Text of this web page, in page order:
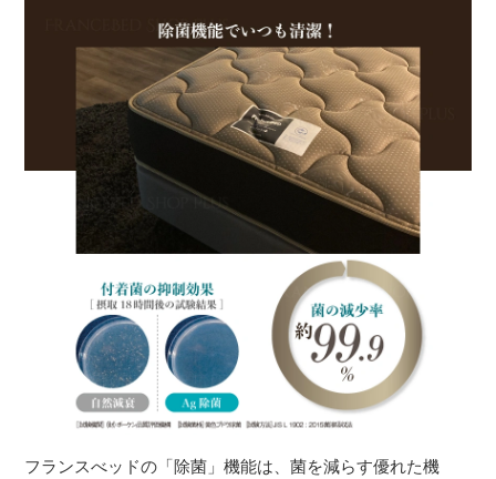
フランスべッドの「除菌」機能は、菌を減らす優れた機